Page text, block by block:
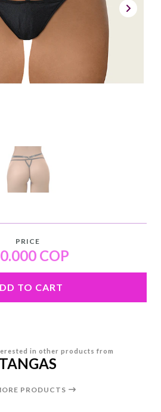
PRICE
COP
TO CART
in other products from
TANGAS
PRODUCTS